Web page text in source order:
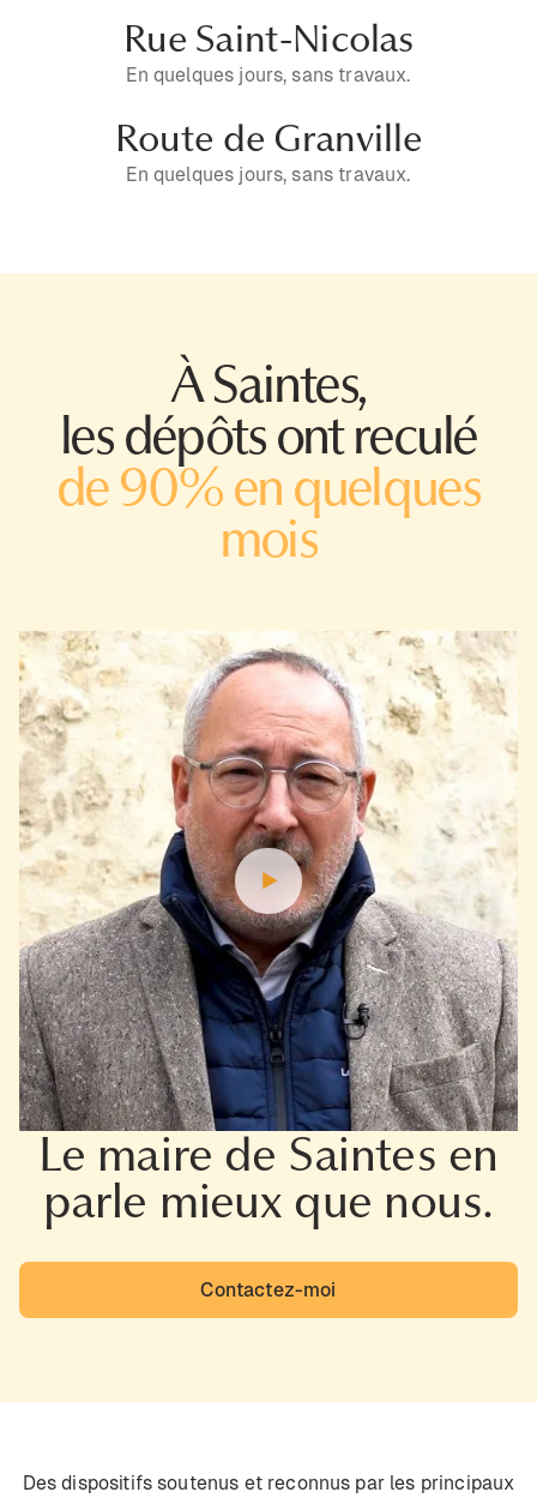
Rue Saint-Nicolas
En quelques jours, sans travaux.
Route de Granville
En quelques jours, sans travaux.
À Saintes,
les dépôts ont reculé
de 90% en quelques
mois
Le maire de Saintes en
parle mieux que nous.
Contactez-moi
Des dispositifs soutenus et reconnus par les principaux